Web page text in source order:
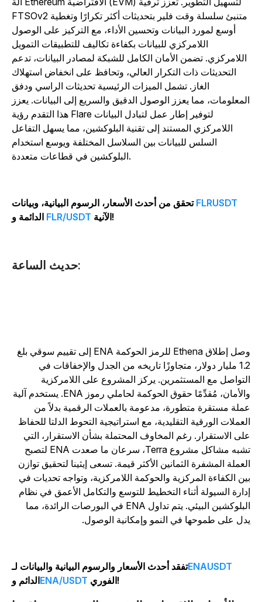
FTSOv2 متنبئ سلسلة وقت فلير بتحديثات أكثر تكرارًا وتغطية
أوسع لمورد البيانات وتحسين الأداء، مع التركيز على الوصول
اللامركزي للبيانات بكفاءة تكاليف للتطبيقات التمويل
اللامركزي. تضمن الأمان الكامل للشبكة لمصادر البيانات، تدعم
التحديثات ذات التكرار العالي، وتحافظ على انخفاض استهلاك
الغاز. تشمل الميزات الرئيسية تحديثات الراسي ودفق
مما يعزز الوصول الدقيق والسريع إلى البيانات. يعزز
هذا التقدم رؤية Flare لتوفير إطار عمل لتبادل البيانات
اللامركزي المستند إلى تقنية البلوكشين، مما يسهل التفاعل
السلس للبيانات بين السلاسل المختلفة ويوسع استخدام
تحقق من أحدث الأسعار، الرسوم البيانية، وبياناتFLRUSDT
الدائمة وFLR/USDT
وصل إطلاق Ethena للرمز الحوكمة ENA إلى تقييم سوقي بلغ
1.2 مليار دولار، متجاوزًا تاريخه من الجدل والإخفاقات في
مع المستثمرين. يركز المشروع على اللامركزية
والأمان، مُقدِّمًا حقوق الحوكمة لحاملي رموز ENA. يستخدم آلية
مستقرة متطورة، مدعومة بالعملات الرقمية بدلاً من
الورقية التقليدية، مع استراتيجية التحوط الدلتا للحفاظ
الاستقرار. رغم المخاوف المحتملة بشأن الاستقرار، التي
تشبه مشاكل مشروع Terra، سرعان ما صعدت ENA لتصبح
المشفرة الثمانين الأكثر قيمة. تسعى إيثينا لتحقيق توازن
الكفاءة المركزية والحوكمة اللامركزية، وتواجه تحديات في
السيولة أثناء التخطيط للتوسع والتكامل الأعمق في نظام
البلوكشين البيئي. يتم تداول ENA في البورصات الرائدة، مما
على طموحها في النمو وإمكانية الوصول.
تفقد أحدث الأسعار والرسوم البيانية والبيانات لـENAUSDT
الدائم وENA/USDT